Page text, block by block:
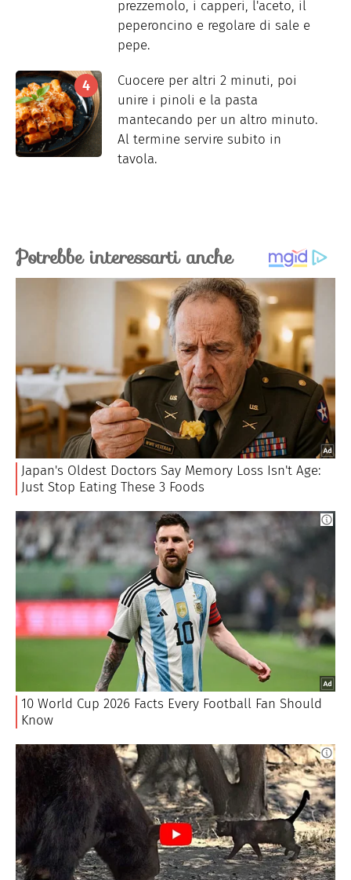
prezzemolo, i capperi, l'aceto, il
peperoncino e regolare di sale e
pepe.
Cuocere per altri 2 minuti, poi
unire i pinoli e la pasta
mantecando per un altro minuto.
Al termine servire subito in
tavola.